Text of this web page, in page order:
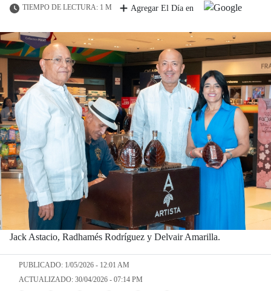
TIEMPO DE LECTURA: 1 M Agregar El Día en
Jack Astacio, Radhamés Rodríguez y Delvair Amarilla.
PUBLICADO: 1/05/2026 - 12:01 AM
ACTUALIZADO: 30/04/2026 - 07:14 PM